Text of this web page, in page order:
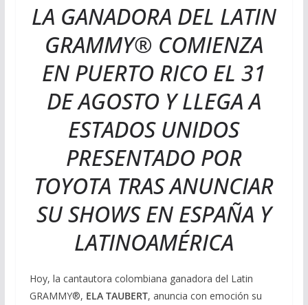
LA GANADORA DEL LATIN
GRAMMY® COMIENZA
EN PUERTO RICO EL 31
DE AGOSTO Y LLEGA A
ESTADOS UNIDOS
PRESENTADO POR
TOYOTA TRAS ANUNCIAR
SU SHOWS EN ESPAÑA Y
LATINOAMÉRICA
Hoy, la cantautora colombiana ganadora del Latin
GRAMMY®, ELA TAUBERT, anuncia con emoción su